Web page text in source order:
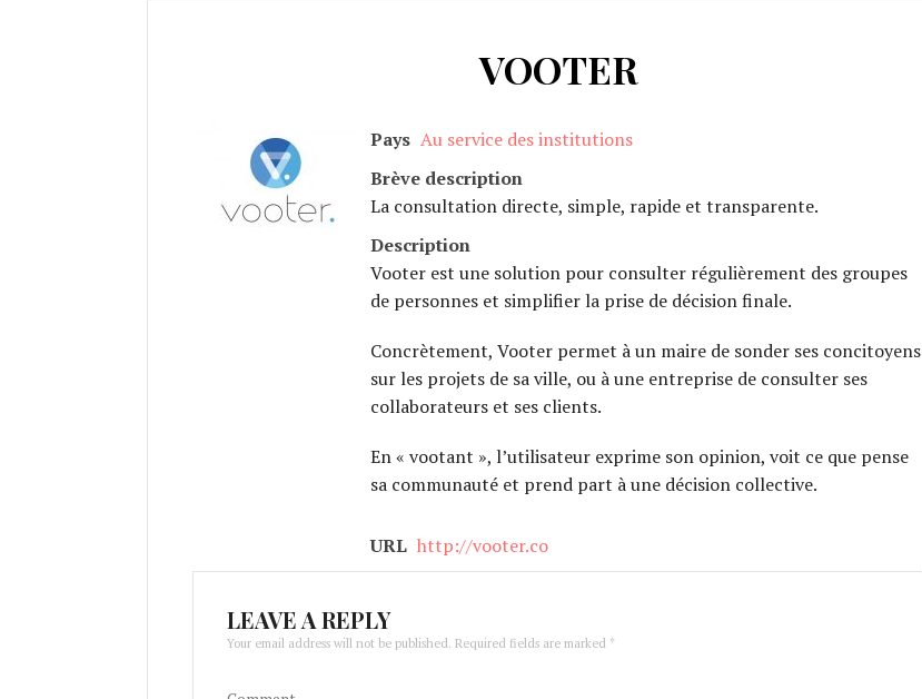
VOOTER
Pays Au service des institutions
Brève description
La consultation directe, simple, rapide et transparente.
Description
Vooter est une solution pour consulter régulièrement des groupes
de personnes et simplifier la prise de décision finale.
Concrètement, Vooter permet à un maire de sonder ses concitoyens
sur les projets de sa ville, ou à une entreprise de consulter ses
collaborateurs et ses clients.
En « vootant », l’utilisateur exprime son opinion, voit ce que pense
sa communauté et prend part à une décision collective.
URL http://vooter.co
LEAVE A REPLY
Your email address will not be published. Required fields are marked *